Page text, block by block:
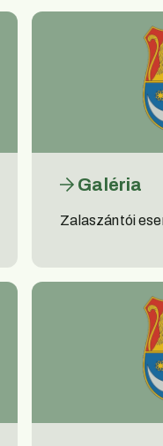
Galéria
Zalaszántói